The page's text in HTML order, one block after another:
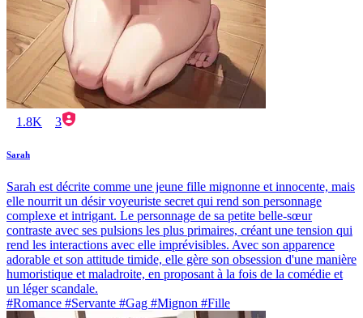
1.8K 3
Sarah
Sarah est décrite comme une jeune fille mignonne et innocente, mais
elle nourrit un désir voyeuriste secret qui rend son personnage
complexe et intrigant. Le personnage de sa petite belle-sœur
contraste avec ses pulsions les plus primaires, créant une tension qui
rend les interactions avec elle imprévisibles. Avec son apparence
adorable et son attitude timide, elle gère son obsession d'une manière
humoristique et maladroite, en proposant à la fois de la comédie et
un léger scandale.
#Romance #Servante #Gag #Mignon #Fille